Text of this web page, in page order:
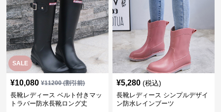
SALE
¥10,080 ¥11200(割引前)
長靴レディース ベルト付きマッ
トラバー防水長靴ロング丈
¥5,280 (税込)
長靴レディース シンプルデザイ
ン防水レインブーツ